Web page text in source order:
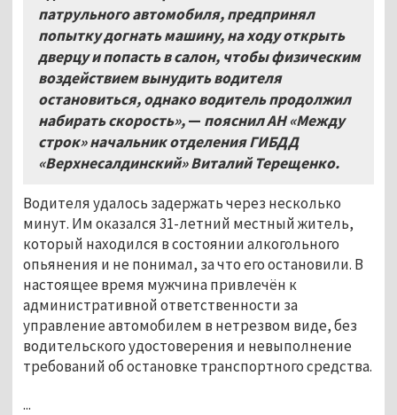
патрульного автомобиля, предпринял
попытку догнать машину, на ходу открыть
дверцу и попасть в салон, чтобы физическим
воздействием вынудить водителя
остановиться, однако водитель продолжил
набирать скорость»,— пояснил АН «Между
строк» начальник отделения ГИБДД
«Верхнесалдинский» Виталий Терещенко.
Водителя удалось задержать через несколько
минут. Им оказался 31-летний местный житель,
который находился в состоянии алкогольного
опьянения и не понимал, за что его остановили. В
настоящее время мужчина привлечён к
административной ответственности за
управление автомобилем в нетрезвом виде, без
водительского удостоверения и невыполнение
требований об остановке транспортного средства.
...